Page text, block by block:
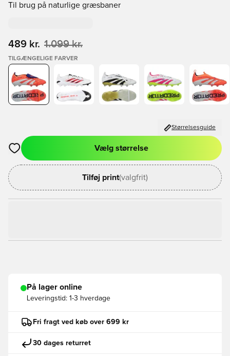
Til brug på naturlige græsbaner
489 kr. 1.099 kr.
TILGÆNGELIGE FARVER
Størrelsesguide
Åbner en Modal til at logge ind eller tilmelde dig som medlem
Vælg størrelse
Tilføj print(valgfrit)
På lager online
Leveringstid: 1-3 hverdage
Fri fragt ved køb over 699 kr
30 dages returret